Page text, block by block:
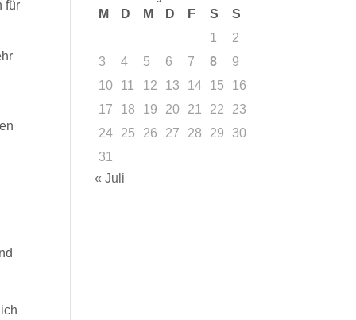
für
M D M D F S
S
1
2
3
4 5 6 7 8
9
10
11 12 13 14 15
16
17
18 19 20 21 22
23
24
25 26 27 28 29
30
31
« Juli